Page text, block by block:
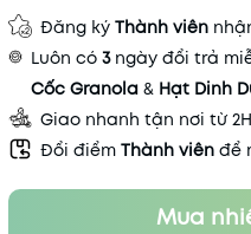
Đăng ký Thành viên
Luôn có3 ngày đổi trả
Cốc Granola & Hạt Dinh
Giao nhanh tận nơi từ
Đổi điểm Thành viên để
Mua